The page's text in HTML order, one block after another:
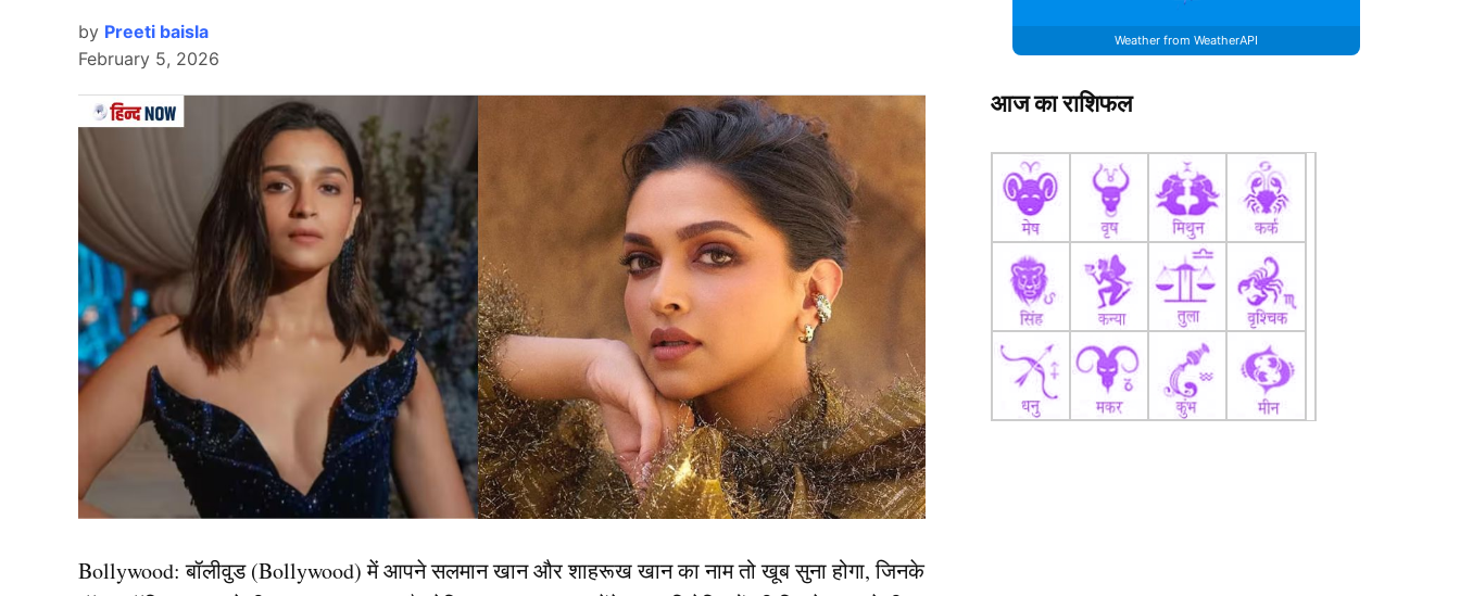
Suryakumar Yadav
ओमान के खिलाफ कप्तान सूर्यकुमार यादव बल्लेबाजी करने नहीं उतरे। प्लेइंग इलेवन में होने के बावजूद, सूर्यकुमार
क्यों नहीं उतरे, इसे लेकर फैंस में चर्चा का दौर शुरु हो गया है और कयास लगाए जा रहे हैं कि आखिर इसके पीछे क्या
कारण थे।
हालांकि अब इसपर स्थिति साफ हो गई है। दरअसल इस फैसले के पीछे कारण यह था कि भारत पहले ही सुपर 4
चरण के लिए क्वालीफाई कर चुका था, जिससे यह मैच एक औपचारिकता मात्र रह गया था। टीम प्रबंधन ने
और वरुण को आराम दिया।
इसके अलावा उन बल्लेबाजों को मौका दिया जिन्हें टूर्नामेंट में बल्लेबाजी के पर्याप्त मौके नहीं मिले थे। Suryakumar
Yadav और उनकी टीम महत्वपूर्ण सुपर 4 मैचों से पहले अन्य खिलाड़ियों को क्रीज पर कुछ समय देना चाहते थे।
इसलिए सूर्या बल्लेबाजी करने नहीं आए।
by Preeti baisla
February 5, 2026
Bollywood:बॉलीवुड (Bollywood)में आपने सलमान खान और शाहरूख खान का नाम तो खूब सुना होगा, जिनके
Weather from WeatherAPI
आज का राशिफल